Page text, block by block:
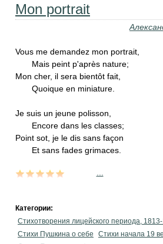
Mon portrait
Vous me demandez mon portrait,
Mais peint p'après nature;
Mon cher, il sera bientôt fait,
Quoique en miniature.
Je suis un jeune polisson,
Encore dans les classes;
Point sot, je le dis sans façon
Et sans fades grimaces.
Категории:
Стихотворения лицейского периода,
Cтихи Пушкина о себе
Стихи начала 19